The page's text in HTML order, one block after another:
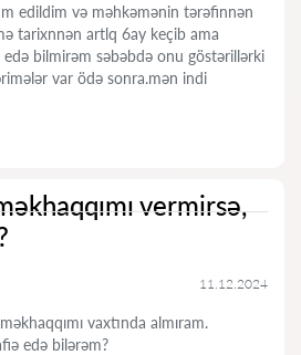
edildim və məhkəmənin tərəfinnən
tarixnnən artlq 6ay keçib ama
bilmirəm səbəbdə onu göstərillərki
var ödə sonra.mən indi
vermirsə,
11.12.2024
vaxtında almıram.
edə bilərəm?